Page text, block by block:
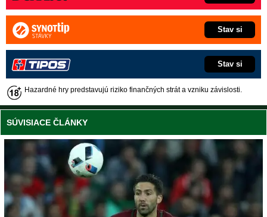
Stav si
Stav si
Hazardné hry predstavujú riziko finančných strát a vzniku závislosti.
SÚVISIACE ČLÁNKY